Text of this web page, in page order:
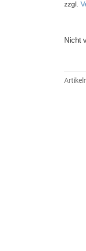
zzgl.
Nicht